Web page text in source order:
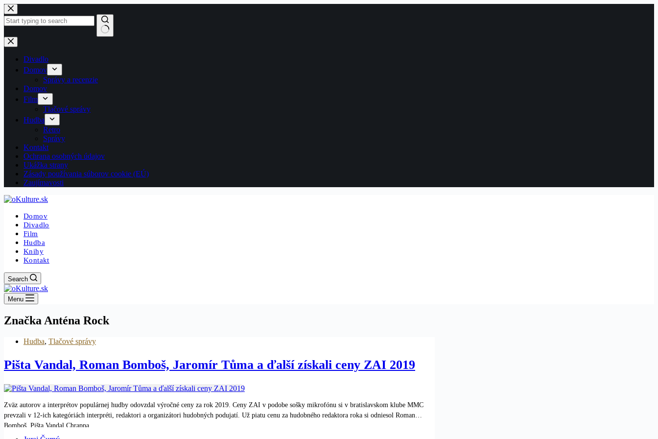
Skip
to
content
No
results
Divadlo
Domov
Správy a recenzie
Domov
Film
Tlačové správy
Hudba
Retro
Správy
Kontakt
Ochrana osobných údajov
Ukážka strany
Zásady používania súborov cookie (EÚ)
Zaujímavosti
Domov
Divadlo
Film
Hudba
Knihy
Kontakt
Search
Menu
Značka Anténa Rock
Hudba, Tlačové správy
Pišta Vandal, Roman Bomboš, Jaromír Tůma a ďalší získali ceny ZAI 2019
Zväz autorov a interprétov populárnej hudby odovzdal výročné ceny za rok 2019. Ceny ZAI v podobe sošky mikrofónu si v bratislavskom klube MMC
prevzali v 12-ich kategóriách interpréti, redaktori a organizátori hudobných podujatí. Už piatu cenu za hudobného redaktora roka si odniesol Roman
Bomboš. Pišta Vandal Chrappa…